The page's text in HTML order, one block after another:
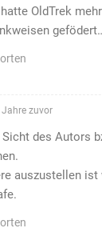
OldTrek
Jahre zuvor
des Autors
auszustellen